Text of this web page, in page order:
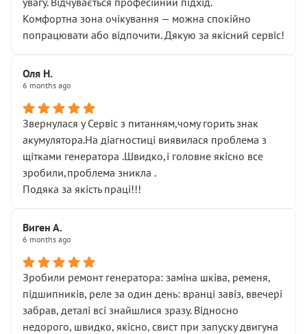
Комфортна зона очікування — можна спокійно
попрацювати або відпочити. Дякую за якісний сервіс!
Оля Н.
6 months ago
Звернулася у Сервіс з питанням,чому горить знак
акумулятора.На діагностиці виявилася проблема з
щітками генератора .Швидко,і головне якісно все
зробили,проблема зникла .
Подяка за якість праці!!!
Виген А.
6 months ago
Зробили ремонт генератора: заміна шківа, ременя,
підшипників, реле за один день: вранці завіз, ввечері
забрав, деталі всі знайшлися зразу. Відносно
недорого, швидко, якісно, свист при запуску двигуна